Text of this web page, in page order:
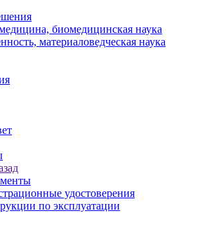
биомедицинская наука
материаловедческая наука
удостоверения
по эксплуатации